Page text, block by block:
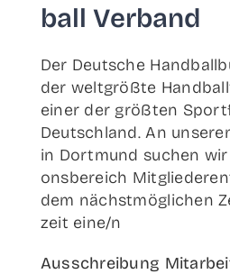
ball Verband
Der Deut­sche
der welt­größ­te
einer der größ­ten
Deutsch­land. An
in Dort­mund suchen
ons­be­reich
dem nächst­mög­li­chen
zeit eine/n
Aus­schrei­bung